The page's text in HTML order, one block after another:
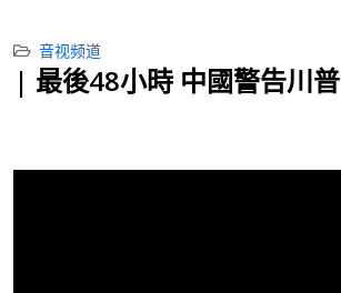
音视频道
| 最後48小時 中國警告川普